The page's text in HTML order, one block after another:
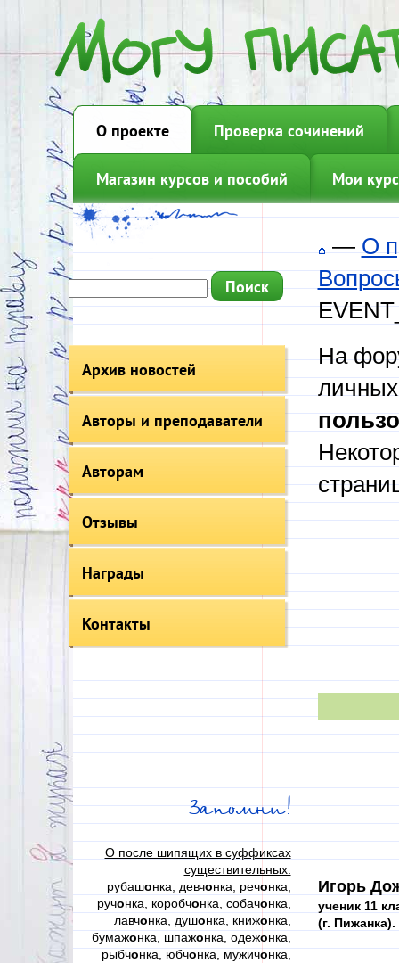
О проекте Проверка сочинений
Магазин курсов и пособий Мои
Архив новостей
Авторы и преподаватели
Авторам
Отзывы
Награды
Контакты
Запомни!
О после шипящих в суффиксах
существительных:
рубашонка, девчонка, речонка,
ручонка, коробчонка, собачонка,
лавчонка, душонка, книжонка,
бумажонка, шпажонка, одежонка,
рыбчонка, юбчонка, мужичонка,
—О
На
Игорь
ученик 11
(г. Пижанка).